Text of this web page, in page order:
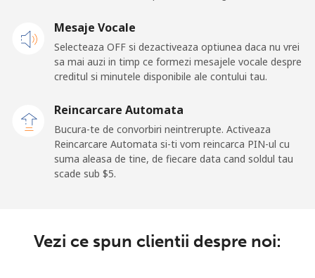
Mesaje Vocale
Selecteaza OFF si dezactiveaza optiunea daca nu vrei
sa mai auzi in timp ce formezi mesajele vocale despre
creditul si minutele disponibile ale contului tau.
Reincarcare Automata
Bucura-te de convorbiri neintrerupte. Activeaza
Reincarcare Automata si-ti vom reincarca PIN-ul cu
suma aleasa de tine, de fiecare data cand soldul tau
scade sub ⁦$5⁩.
Vezi ce spun clientii despre noi: